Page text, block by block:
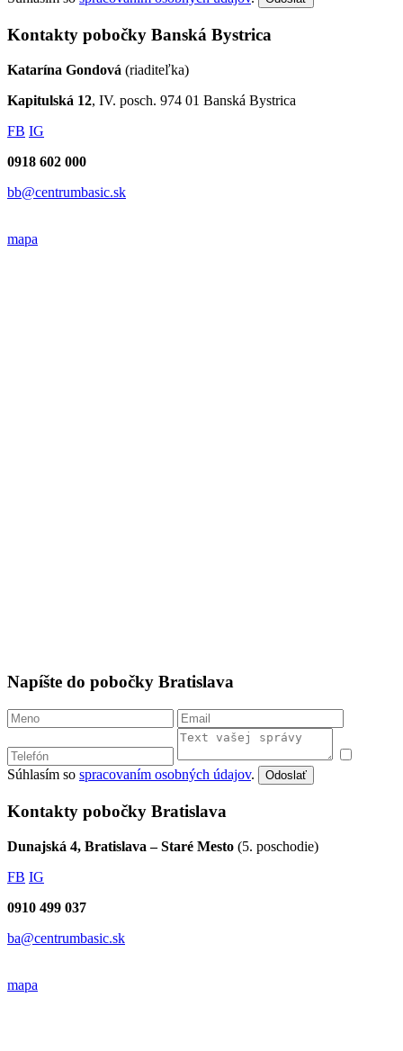
Kontakty pobočky Banská Bystrica
Katarína Gondová (riaditeľka)
Kapitulská 12, IV. posch. 974 01 Banská Bystrica
FB IG
0918 602 000
bb@centrumbasic.sk
mapa
Napíšte do pobočky Bratislava
Súhlasím so spracovaním osobných údajov. Odoslať
Kontakty pobočky Bratislava
Dunajská 4, Bratislava – Staré Mesto (5. poschodie)
FB IG
0910 499 037
ba@centrumbasic.sk
mapa